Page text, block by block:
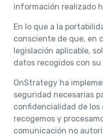
información realizado
En lo que a la
consciente de que, en
legislación aplicable,
datos recogidos con
OnStrategy ha
seguridad necesarias
confidencialidad de los
recogemos y
comunicación no